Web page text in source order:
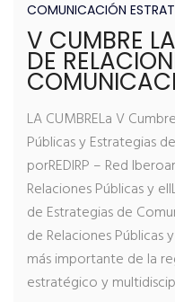
COMUNICACIÓN
V CUMBRE
DE
LA CUMBRELa V
Públicas y Estrategias
porREDIRP – Red
Relaciones Públicas y
de Estrategias de
de Relaciones Públicas
más importante de la
estratégico y